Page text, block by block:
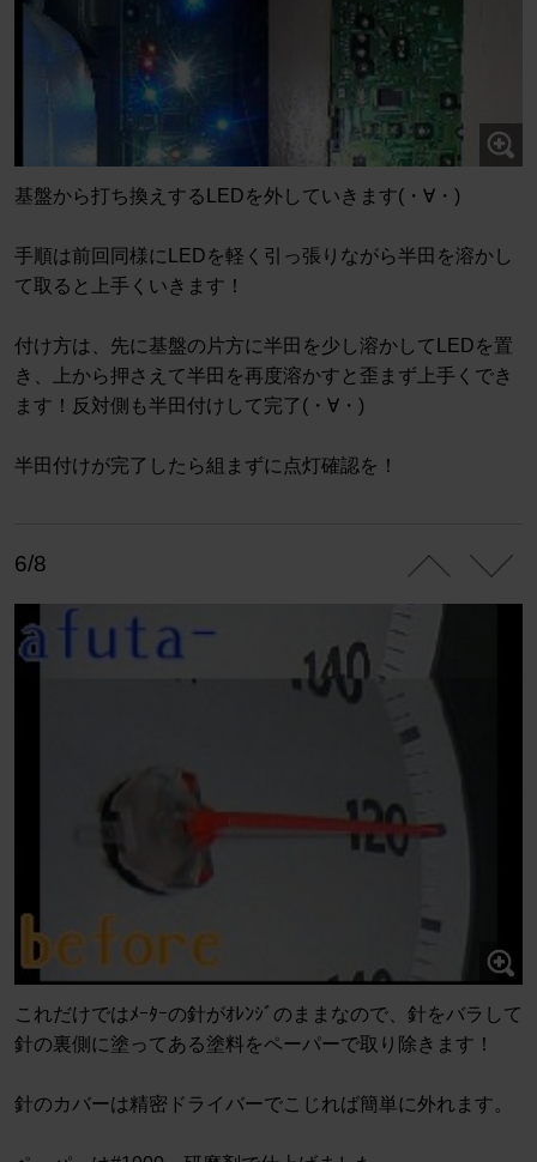
基盤から打ち換えするLEDを外していきます(・∀・)
手順は前回同様にLEDを軽く引っ張りながら半田を溶かし
て取ると上手くいきます！
付け方は、先に基盤の片方に半田を少し溶かしてLEDを置
き、上から押さえて半田を再度溶かすと歪まず上手くでき
ます！反対側も半田付けして完了(・∀・)
半田付けが完了したら組まずに点灯確認を！
6/8
これだけではﾒｰﾀｰの針がｵﾚﾝｼﾞのままなので、針をバラして
針の裏側に塗ってある塗料をペーパーで取り除きます！
針のカバーは精密ドライバーでこじれば簡単に外れます。